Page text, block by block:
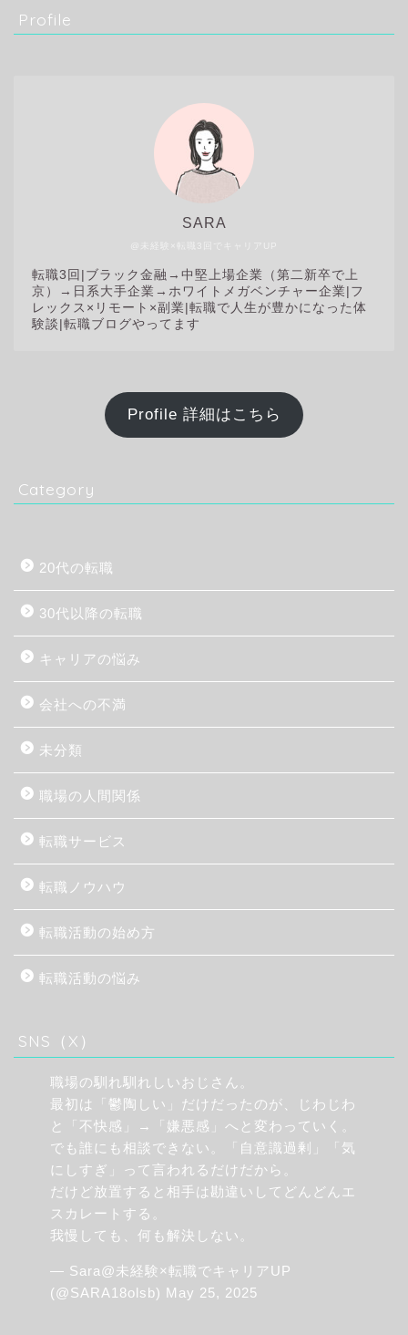
Profile
@未経験×転職3回でキャリアUP
SARA
転職3回| ブラック金融→中堅上場企業（第二新卒で上
京）→日系大手企業→ホワイトメガベンチャー企業|フ
レックス×リモート×副業|転職で人生が豊かになった体
験談|転職ブログやってます
Profile 詳細はこちら
Category
20代の転職
30代以降の転職
キャリアの悩み
会社への不満
未分類
職場の人間関係
転職サービス
転職ノウハウ
転職活動の始め方
転職活動の悩み
SNS（X）
職場の馴れ馴れしいおじさん。
最初は「鬱陶しい」だけだったのが、じわじわ
と「不快感」→「嫌悪感」へと変わっていく。
でも誰にも相談できない。「自意識過剰」「気
にしすぎ」って言われるだけだから。
だけど放置すると相手は勘違いしてどんどんエ
スカレートする。
我慢しても、何も解決しない。
— Sara@未経験×転職でキャリアUP
(@SARA18olsb) May 25, 2025